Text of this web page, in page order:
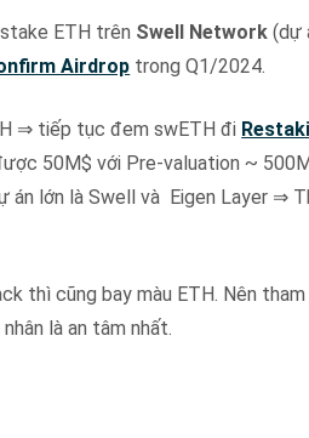
ETH trên Swell Network (dự
Airdrop trong Q1/2024.
⇒ tiếp tục đem swETH đi
50M$ với Pre-valuation ~
lớn là Swell và Eigen Layer ⇒
thì cũng bay màu ETH. Nên
là an tâm nhất.